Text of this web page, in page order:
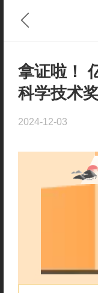
拿证啦！
科学技术
2024-12-03